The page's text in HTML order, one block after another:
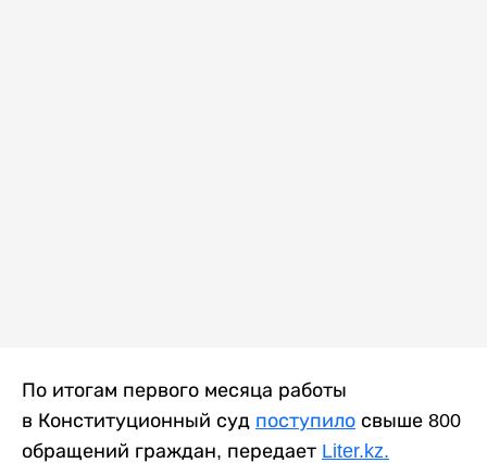
По итогам первого месяца работы
в Конституционный суд поступило свыше 800
обращений граждан, передает Liter.kz.